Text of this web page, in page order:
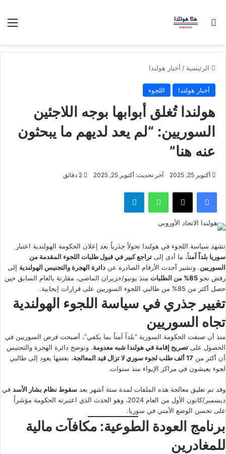
بحث عن
الرئيسية / أخبار هولندا
أخبار هولندا اللجوء
هولندا تُغلق أبوابها بوجه اللاجئين
السوريين: “لم يعد لديهم ما يبحثون
عنه هنا”
أكتوبر 25, 2025 آخر تحديث: أكتوبر 25, 2025
فيسبوك ‫X واتساب تيلقرام
تشهد سياسة اللجوء في هولندا تحولاً جذرياً بعد إعلان الحكومة الهولندية اعتبار
سوريا بلداً آمناً، ما أدى إلى تراجع كبير في قبول طلبات اللجوء المقدمة من
السوريين. وتشير أحدث الأرقام الصادرة عن دائرة الهجرة والتجنيس الهولندية إلى
رفض نحو 85% من الطلبات
منذ يونيو/حزيران الماضي، مقارنة بالعام السابق حين
حصل أكثر من 85% من طالبي اللجوء السوريين على قرارات إيجابية.
تغيير جذري في سياسة اللجوء الهولندية
تجاه السوريين
منذ أن صنفت الحكومة السورية “بلداً آمناً بما يكفي”، أصبحت فرص السوريين في
الحصول على تصريح إقامة في هولندا شبه معدومة. وتوضح دائرة الهجرة والتجنيس
أن أكثر من 17 ألف طلب لجوء سوري لا تزال قيد المعالجة
، بعضها يعود إلى طالبي
لجوء يعيشون في مراكز الإيواء منذ سنوات.
وقد تم تعليق معالجة هذه الملفات لمدة ستة أشهر بعد سقوط نظام بشار الأسد في
ديسمبر/كانون الأول من العام 2024، وهو الحدث الذي اعتبرته الحكومة مؤشراً
على تحسن الوضع الأمني في سوريا.
برنامج العودة الطوعية: مكافآت مالية
للمغادرين